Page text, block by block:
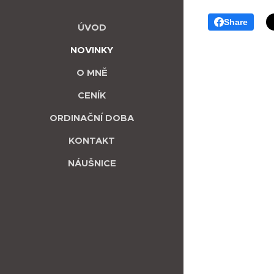
ÚVOD
NOVINKY
O MNĚ
CENÍK
ORDINAČNÍ DOBA
KONTAKT
NÁUŠNICE
Share